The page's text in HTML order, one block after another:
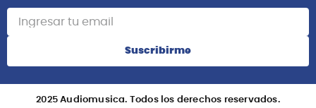
Suscribirme
2025 Audiomusica. Todos los derechos reservados.